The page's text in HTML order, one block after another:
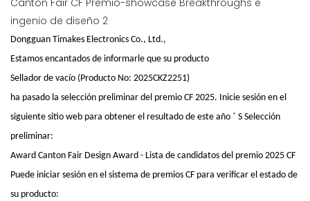
Dongguan Timakes Electronics Co., Ltd.,
Estamos encantados de informarle que su producto
Sellador de vacío (Producto No: 2025CKZ2251)
ha pasado la selección preliminar del premio CF 2025. Inicie sesión en el
siguiente sitio web para obtener el resultado de este año ’ S Selección
preliminar:
Award Canton Fair Design Award - Lista de candidatos del premio 2025 CF
Puede iniciar sesión en el sistema de premios CF para verificar el estado de
su producto: